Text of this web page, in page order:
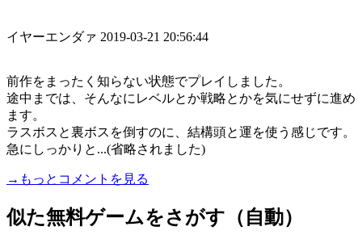
イヤーエンダァ 2019-03-21 20:56:44
前作をまったく知らない状態でプレイしました。
途中までは、そんなにレベルとか戦略とかを気にせずに進め
ます。
ラスボスと裏ボスを倒すのに、結構頭と運を使う感じです。
急にしっかりと...(省略されました)
→もっとコメントを見る
似た無料ゲームをさがす（自動）